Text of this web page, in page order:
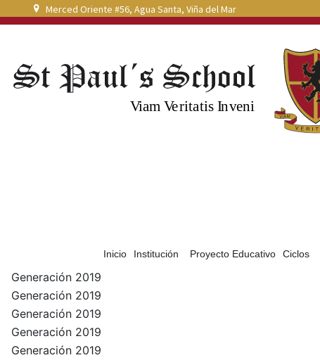
Merced Oriente #56, Agua Santa, Viña del Mar
Inicio Institución Proyecto Educativo Ciclos
Generación 2019
Generación 2019
Generación 2019
Generación 2019
Generación 2019